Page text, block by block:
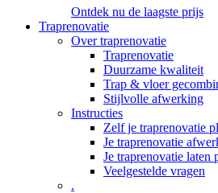
Ontdek nu de laagste prijs
Traprenovatie
Over traprenovatie
Traprenovatie
Duurzame kwaliteit
Trap & vloer
Stijlvolle afwerking
Instructies
Zelf je traprenovatie
Je traprenovatie
Je traprenovatie laten
Veelgestelde vragen
.